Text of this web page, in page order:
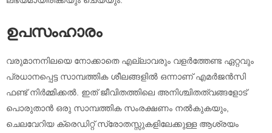
ഉപസംഹാരം
വരുമാനനിലയെ നോക്കാതെ എല്ലാവരും വളർത്തേണ്ട ഏറ്റവും
പ്രധാനപ്പെട്ട സാമ്പത്തിക ശീലങ്ങളിൽ ഒന്നാണ് എമർജൻസി
ഫണ്ട് നിർമ്മിക്കൽ. ഇത് ജീവിതത്തിലെ അനിശ്ചിതത്വങ്ങളോട്
പൊരുതാൻ ഒരു സാമ്പത്തിക സംരക്ഷണം നൽകുകയും,
ചെലവേറിയ ക്രെഡിറ്റ് സ്രോതസ്സുകളിലേക്കുള്ള ആശ്രയം